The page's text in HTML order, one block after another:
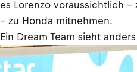
es Lorenzo voraussichtlich
– zu Honda mitnehmen.
Ein Dream Team sieht